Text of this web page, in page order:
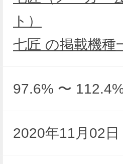
ト）
七匠 の掲載機種
97.6% 〜
2020年11月02日